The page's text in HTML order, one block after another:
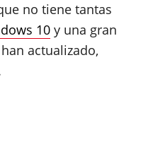
no tiene tantas
10 y una gran
actualizado,